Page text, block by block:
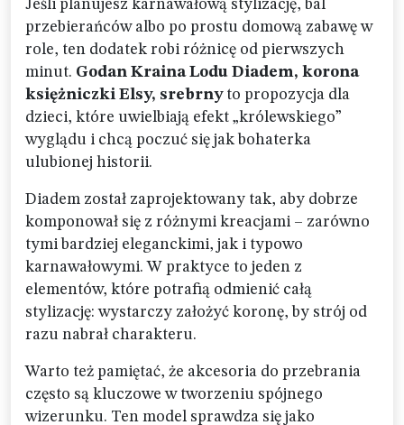
Jeśli planujesz karnawałową stylizację, bal
przebierańców albo po prostu domową zabawę w
role, ten dodatek robi różnicę od pierwszych
minut. Godan Kraina Lodu Diadem, korona
księżniczki Elsy, srebrnyto propozycja dla
dzieci, które uwielbiają efekt „królewskiego”
wyglądu i chcą poczuć się jak bohaterka
ulubionej historii.
Diadem został zaprojektowany tak, aby dobrze
komponował się z różnymi kreacjami – zarówno
tymi bardziej eleganckimi, jak i typowo
karnawałowymi. W praktyce to jeden z
elementów, które potrafią odmienić całą
stylizację: wystarczy założyć koronę, by strój od
razu nabrał charakteru.
Warto też pamiętać, że akcesoria do przebrania
często są kluczowe w tworzeniu spójnego
wizerunku. Ten model sprawdza się jako